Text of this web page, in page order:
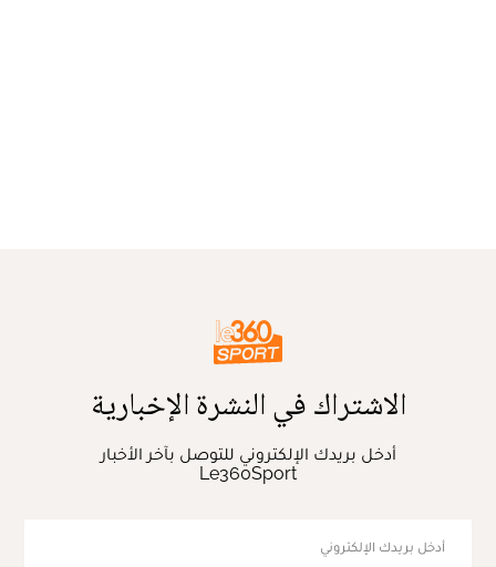
الاشتراك في النشرة الإخبارية
أدخل بريدك الإلكتروني للتوصل بآخر الأخبار
Le360Sport